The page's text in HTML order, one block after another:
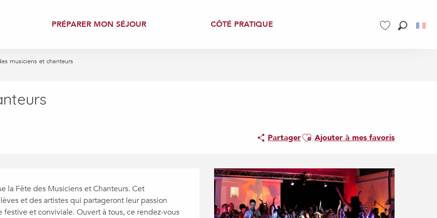
PRÉPARER MON SÉJOUR CÔTÉ PRATIQUE
musiciens et chanteurs
PartagerAjouter aux favoris
Ajouter à mes favoris
la Fête des Musiciens et Chanteurs. Cet
et des artistes qui partageront leur passion
et conviviale. Ouvert à tous, ce rendez-vous